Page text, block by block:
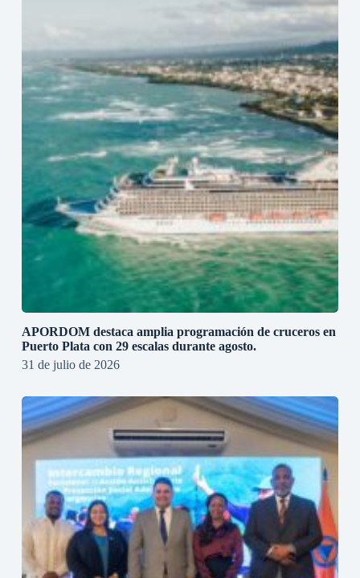
APORDOM destaca amplia programación de cruceros en
Puerto Plata con 29 escalas durante agosto.
31 de julio de 2026